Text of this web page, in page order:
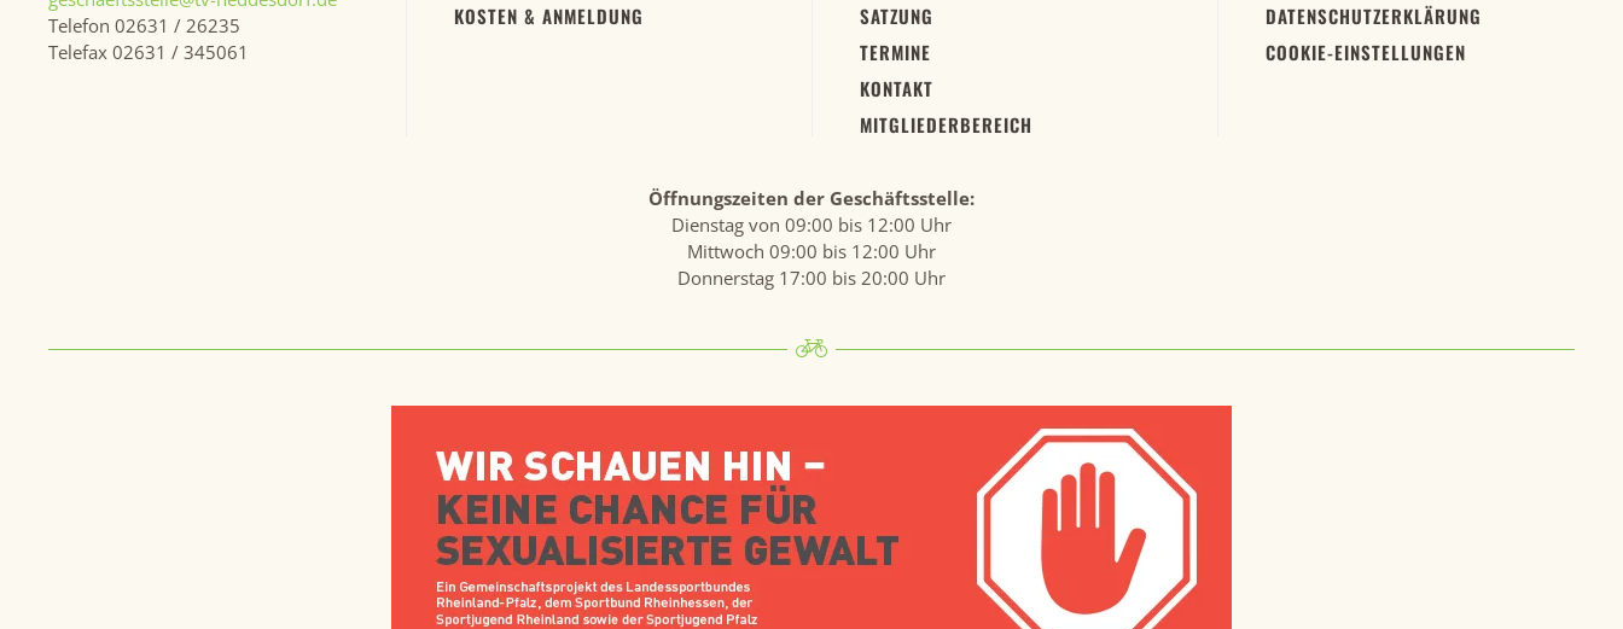
Telefon 02631 / 26235
Telefax 02631 / 345061
KOSTEN & ANMELDUNG
SATZUNG
TERMINE
KONTAKT
MITGLIEDERBEREICH
DATENSCHUTZERKLÄRUNG
COOKIE-EINSTELLUNGEN
Öffnungszeiten der Geschäftsstelle:
Dienstag von 09:00 bis 12:00 Uhr
Mittwoch 09:00 bis 12:00 Uhr
Donnerstag 17:00 bis 20:00 Uhr